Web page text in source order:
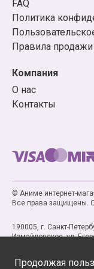
FAQ
Политика
Правила продажи
Компания
О нас
Контакты
© Аниме интернет-
Все права защищены.
190005, г. Санкт-
Измайловское, ул.
Продолжая